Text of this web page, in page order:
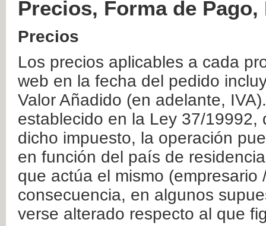
Precios, Forma de
Precios
Los precios aplicables a cada
web en la fecha del pedido
Valor Añadido (en adelante,
establecido en la Ley 37/
dicho impuesto, la operación
en función del país de
que actúa el mismo
consecuencia, en algunos
verse alterado respecto al que